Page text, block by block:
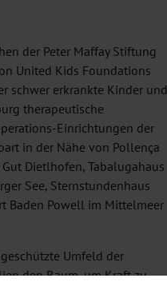
der Peter Maffay Stiftung
United Kids Foundations
schwer erkrankte Kinder und
therapeutische
Einrichtungen der
in der Nähe von Pollença
Dietlhofen, Tabalugahaus
See, Sternstundenhaus
Baden Powell im Mittelmeer
Umfeld der
den Raum, um Kraft zu